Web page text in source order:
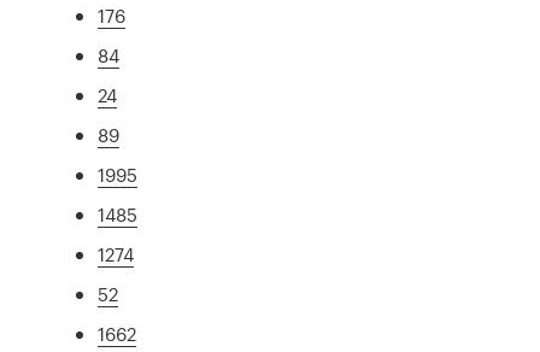
176
84
24
89
1995
1485
1274
52
1662